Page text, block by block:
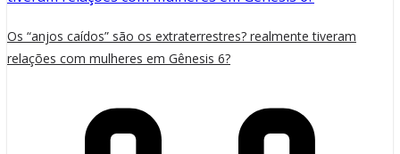
Os “anjos caídos” são os extraterrestres? realmente tiveram
relações com mulheres em Gênesis 6?